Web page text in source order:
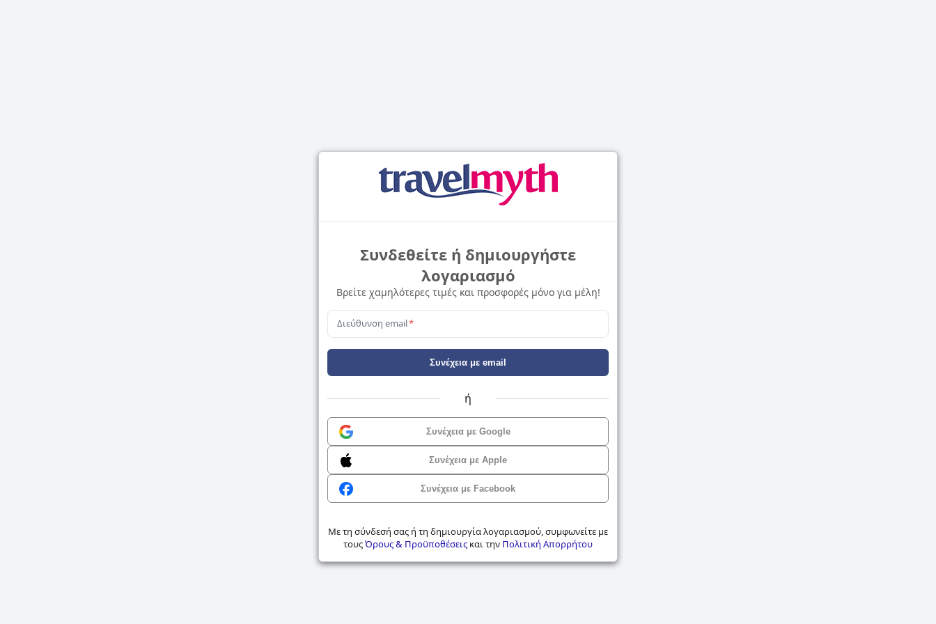
Συνδεθείτε ή δημιουργήστε
λογαριασμό
Βρείτε χαμηλότερες τιμές και προσφορές μόνο για μέλη!
Διεύθυνση email*
Συνέχεια με email
ή
Συνέχεια με Google
Συνέχεια με Apple
Συνέχεια με Facebook
Με τη σύνδεσή σας ή τη δημιουργία λογαριασμού, συμφωνείτε με
τουςΌρους & Προϋποθέσεις και την Πολιτική Απορρήτου